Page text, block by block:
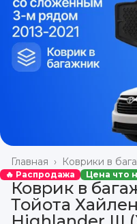
Коврики в
Главная ›
🔥 Распродажа Цена что
Коврик в
Тойота